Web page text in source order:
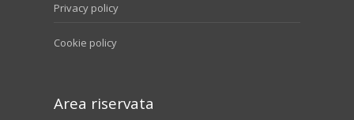
Privacy policy
Cookie policy
Area riservata